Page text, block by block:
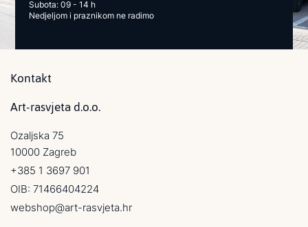
Subota: 09 - 14 h
Nedjeljom i praznikom ne radimo
Kontakt
Art-rasvjeta d.o.o.
Ozaljska 75
10000 Zagreb
+385 1 3697 901
OIB: 71466404224
webshop@art-rasvjeta.hr